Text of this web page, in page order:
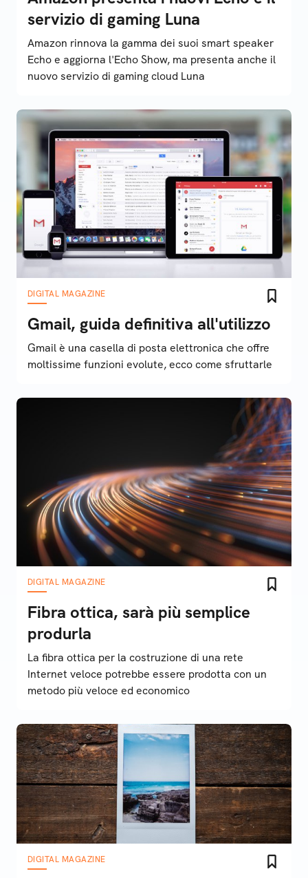
servizio di gaming Luna
Amazon rinnova la gamma dei suoi smart speaker
Echo e aggiorna l'Echo Show, ma presenta anche il
nuovo servizio di gaming cloud Luna
DIGITAL MAGAZINE
Gmail, guida definitiva all'utilizzo
Gmail è una casella di posta elettronica che offre
moltissime funzioni evolute, ecco come sfruttarle
DIGITAL MAGAZINE
Fibra ottica, sarà più semplice
produrla
La fibra ottica per la costruzione di una rete
Internet veloce potrebbe essere prodotta con un
metodo più veloce ed economico
DIGITAL MAGAZINE